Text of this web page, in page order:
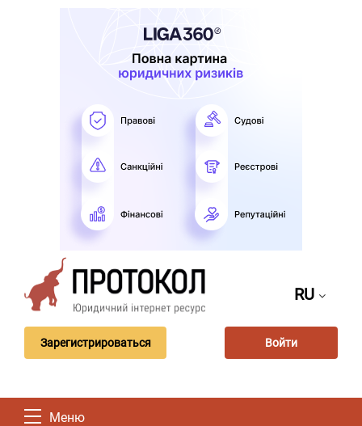
RU
Зарегистрироваться Войти
Меню